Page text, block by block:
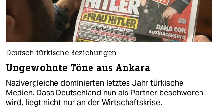
Deutsch-türkische Beziehungen
Ungewohnte Töne aus Ankara
Nazivergleiche dominierten letztes Jahr türkische
Medien. Dass Deutschland nun als Partner beschworen
wird, liegt nicht nur an der Wirtschaftskrise.